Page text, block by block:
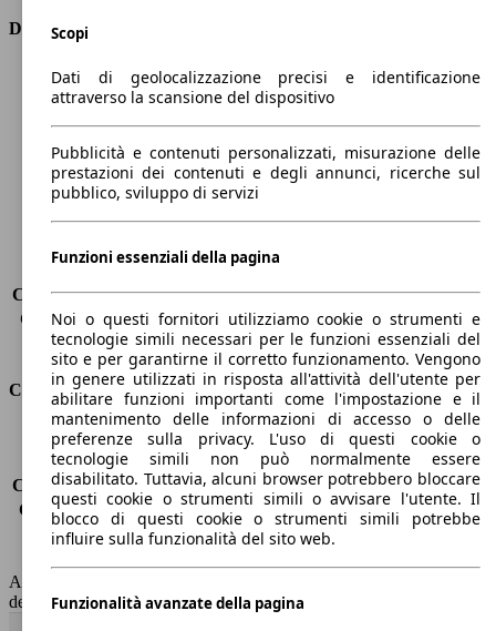
Dimensioni
Lunghezza
4600 mm
Altezza
1640 mm
Larghezza
1830 mm
Passo
2840 mm
Peso massimo
2280 kg
Carico massimo
-
Porte
5
-
Capacità di traino (senza freni) -
Capacità di traino (con freni)
1600 kg
Volume del bagagliaio
130 - 1835 l
Consumi
Emissioni di CO2*
112 g/km (komb.)
Consumo (urbano)
5.0 l/100km
Consumo (extra-urbano) 3.9 l/100km
Consumo (combinato)* 4.3 l/100km
Classe di emissione
Euro 6
AutoScout24 non si assume alcuna responsabilità per la correttezza
dei dati.
Scopi
Dati di geolocalizzazione precisi e identificazione
attraverso la scansione del dispositivo
Pubblicità e contenuti personalizzati, misurazione delle
prestazioni dei contenuti e degli annunci, ricerche sul
pubblico, sviluppo di servizi
Funzioni essenziali della pagina
Noi o questi fornitori utilizziamo cookie o strumenti e
tecnologie simili necessari per le funzioni essenziali del
sito e per garantirne il corretto funzionamento. Vengono
in genere utilizzati in risposta all'attività dell'utente per
abilitare funzioni importanti come l'impostazione e il
mantenimento delle informazioni di accesso o delle
preferenze sulla privacy. L'uso di questi cookie o
tecnologie simili non può normalmente essere
disabilitato. Tuttavia, alcuni browser potrebbero bloccare
questi cookie o strumenti simili o avvisare l'utente. Il
blocco di questi cookie o strumenti simili potrebbe
influire sulla funzionalità del sito web.
Funzionalità avanzate della pagina